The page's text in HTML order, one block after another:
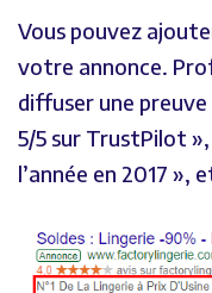
Vous pouvez
votre annonce.
diffuser une
5/5 sur TrustPilot
l’année en 2017 »,